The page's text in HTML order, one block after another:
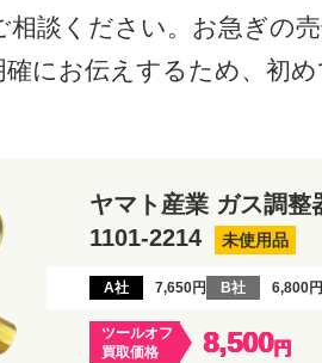
談ください。お急ぎの
にお伝えするため、初
ヤマト産業 ガス調整
1101-2214
未使用品
A社 7,650円 B社 6,800円
ツールオフ
買取価格
8,500円